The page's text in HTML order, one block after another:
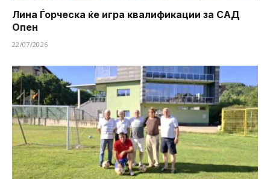
Лина Ѓорческа ќе игра квалификации за САД
Опен
22/07/2026